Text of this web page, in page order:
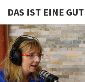
DAS IST EINE